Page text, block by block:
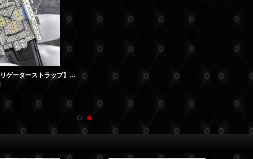
【純正BOX / 新品アリゲーターストラップ】HARRY WINSTON ハリーウィンストン アヴェニューC クロノグラフ 18KWG パヴェダイヤモンド 黒ベルト